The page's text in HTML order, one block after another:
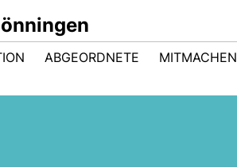
ABGEORDNETE MITMACHEN